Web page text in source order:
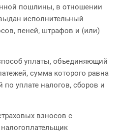
пошлины, в отношении
исполнительный
пеней, штрафов и (или)
уплаты, объединяющий
сумма которого равна
уплате налогов, сборов и
взносов с